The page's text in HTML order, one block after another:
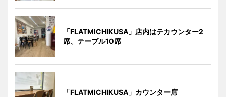
「FLATMICHIKUSA」店内はテカウンター2
席、テーブル10席
「FLATMICHIKUSA」カウンター席